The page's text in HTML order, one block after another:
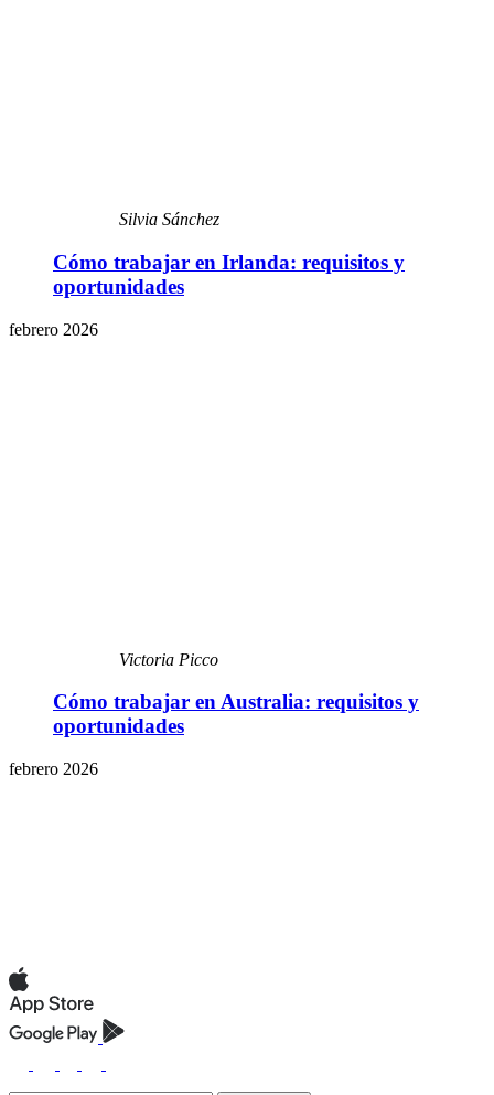
Silvia Sánchez
Cómo trabajar en Irlanda: requisitos y
oportunidades
febrero 2026
Victoria Picco
Cómo trabajar en Australia: requisitos y
oportunidades
febrero 2026